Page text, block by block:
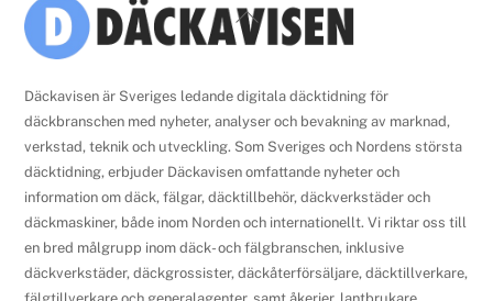
Back
To
Däckavisen är Sveriges ledande digitala däcktidning för
däckbranschen med nyheter, analyser och bevakning av marknad,
verkstad, teknik och utveckling. Som Sveriges och Nordens största
däcktidning, erbjuder Däckavisen omfattande nyheter och
information om däck, fälgar, däcktillbehör, däckverkstäder och
däckmaskiner, både inom Norden och internationellt. Vi riktar oss till
en bred målgrupp inom däck- och fälgbranschen, inklusive
däckverkstäder, däckgrossister, däckåterförsäljare, däcktillverkare,